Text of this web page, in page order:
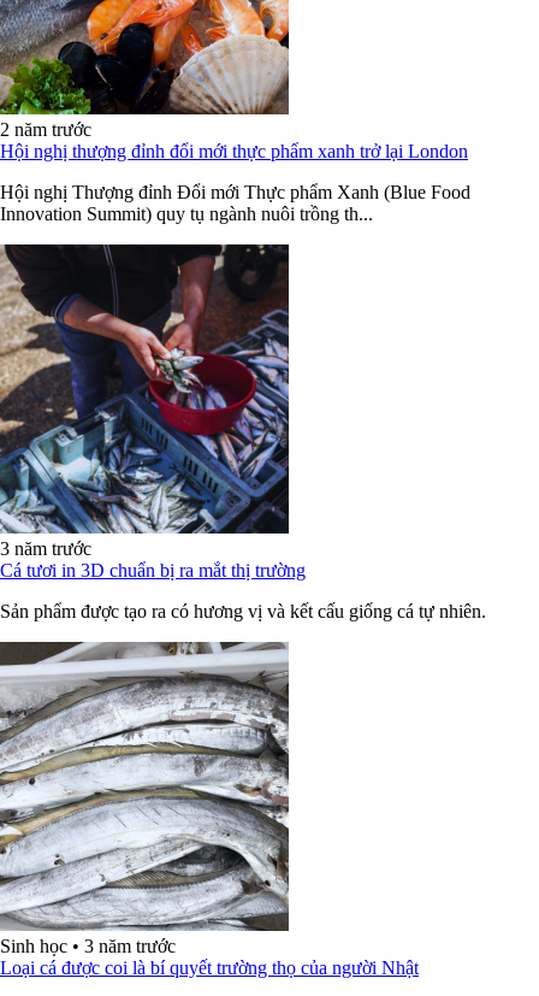
2 năm trước
Hội nghị thượng đỉnh đổi mới thực phẩm xanh trở lại London
Hội nghị Thượng đỉnh Đổi mới Thực phẩm Xanh (Blue Food
Innovation Summit) quy tụ ngành nuôi trồng th...
3 năm trước
Cá tươi in 3D chuẩn bị ra mắt thị trường
Sản phẩm được tạo ra có hương vị và kết cấu giống cá tự nhiên.
Sinh học • 3 năm trước
Loại cá được coi là bí quyết trường thọ của người Nhật